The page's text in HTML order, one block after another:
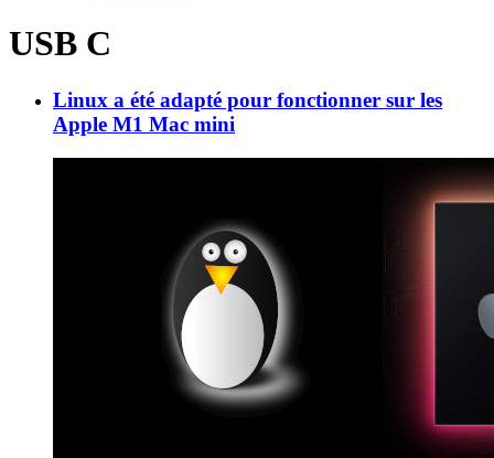
USB C
Linux a été adapté pour fonctionner sur les
Apple M1 Mac mini